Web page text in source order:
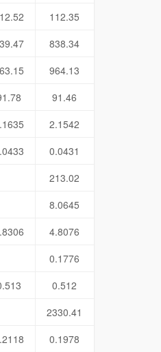
112.35
838.34
964.13
91.46
2.1542
0.0431
213.02
8.0645
4.8076
0.1776
0.512
2330.41
0.1978